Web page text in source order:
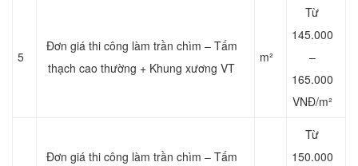
5
Đơn giá thi công làm trần chìm – Tấm
thạch cao thường + Khung xương VT
m²
Từ
145.000
–
165.000
VNĐ/m²
Đơn giá thi công làm trần chìm – Tấm
Từ
150.000